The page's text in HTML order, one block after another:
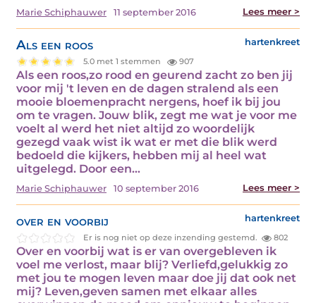
Marie Schiphauwer 11 september 2016 Lees meer >
Als een roos hartenkreet
5.0 met 1 stemmen 907
Als een roos,zo rood en geurend zacht zo ben jij
voor mij 't leven en de dagen stralend als een
mooie bloemenpracht nergens, hoef ik bij jou
om te vragen. Jouw blik, zegt me wat je voor me
voelt al werd het niet altijd zo woordelijk
gezegd vaak wist ik wat er met die blik werd
bedoeld die kijkers, hebben mij al heel wat
uitgelegd. Door een…
Marie Schiphauwer 10 september 2016 Lees meer >
over en voorbij hartenkreet
Er is nog niet op deze inzending gestemd. 802
Over en voorbij wat is er van overgebleven ik
voel me verlost, maar blij? Verliefd,gelukkig zo
met jou te mogen leven maar doe jij dat ook net
mij? Leven,geven samen met elkaar alles